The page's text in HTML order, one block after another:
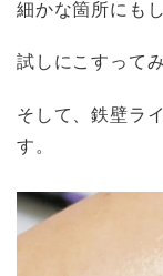
細かな箇所にも
試しにこすって
そして、鉄壁ラ
す。